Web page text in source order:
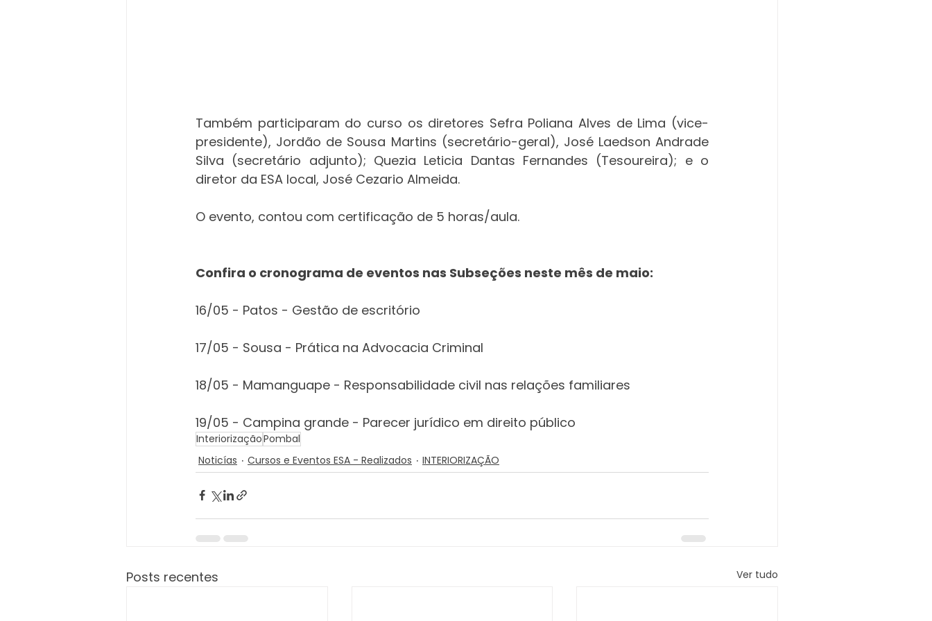
Também participaram do curso os diretores Sefra Poliana Alves de Lima (vice-
presidente), Jordão de Sousa Martins (secretário-geral), José Laedson Andrade
Silva (secretário adjunto); Quezia Leticia Dantas Fernandes (Tesoureira); e o
diretor da ESA local, José Cezario Almeida.
O evento, contou com certificação de 5 horas/aula.
Confira o cronograma de eventos nas Subseções neste mês de maio:
16/05 - Patos - Gestão de escritório
17/05 - Sousa - Prática na Advocacia Criminal
18/05 - Mamanguape - Responsabilidade civil nas relações familiares
19/05 - Campina grande - Parecer jurídico em direito público
InteriorizaçãoPombal
Noticías
Cursos e Eventos ESA - Realizados INTERIORIZAÇÃO
Posts recentes Ver tudo